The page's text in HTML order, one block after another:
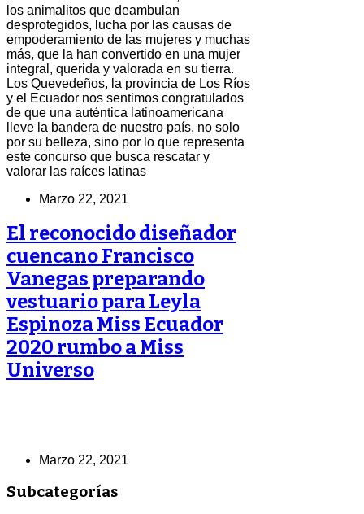
los animalitos que deambulan
desprotegidos, lucha por las causas de
empoderamiento de las mujeres y muchas
más, que la han convertido en una mujer
integral, querida y valorada en su tierra.
Los Quevedeños, la provincia de Los Ríos
y el Ecuador nos sentimos congratulados
de que una auténtica latinoamericana
lleve la bandera de nuestro país, no solo
por su belleza, sino por lo que representa
este concurso que busca rescatar y
valorar las raíces latinas
Marzo 22, 2021
El reconocido diseñador
cuencano Francisco
Vanegas preparando
vestuario para Leyla
Espinoza Miss Ecuador
2020 rumbo a Miss
Universo
Marzo 22, 2021
Subcategorías